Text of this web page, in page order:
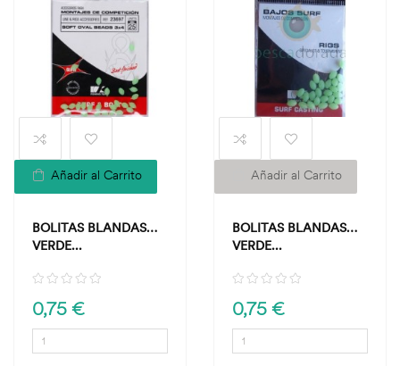
Añadir al Carrito
BOLITAS BLANDAS
VERDE...
0,75 €
Añadir al Carrito
BOLITAS BLANDAS
VERDE...
0,75 €